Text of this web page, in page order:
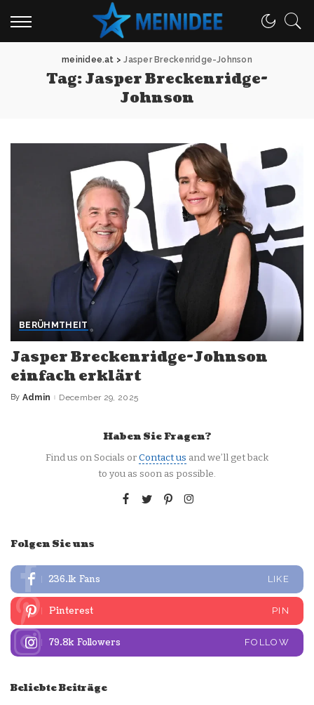
meinidee.at >Jasper Breckenridge-Johnson
Tag:Jasper Breckenridge-
Johnson
BERÜHMTHEIT
Jasper Breckenridge-Johnson
einfach erklärt
Posted
By Admin December 29, 2025
Haben Sie Fragen?
Find us on Socials orContact us and we’ll get back
to you as soon as possible.
Folgen Sie uns
236.1k Fans LIKE
Pinterest PIN
79.8k Followers FOLLOW
Beliebte Beiträge